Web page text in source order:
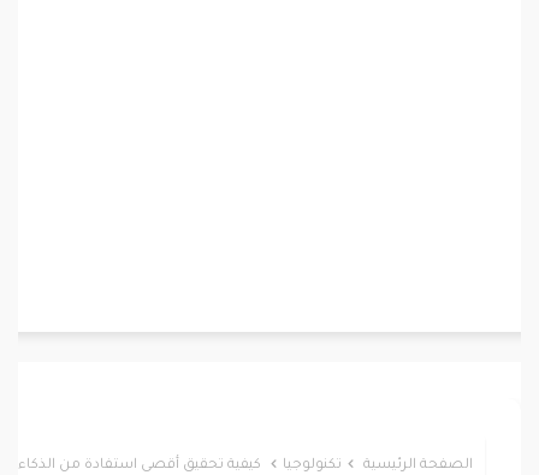
الصفحة الرئيسية تكنولوجيا
كيفية تحقيق أقصى استفادة من الذكاء